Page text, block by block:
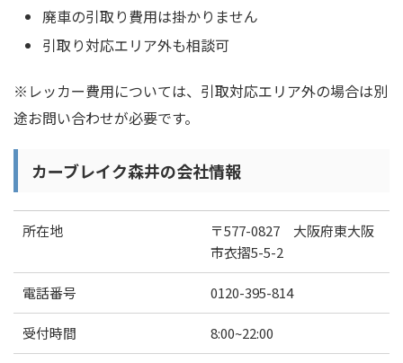
廃車の引取り費用は掛かりません
引取り対応エリア外も相談可
※レッカー費用については、引取対応エリア外の場合は別
途お問い合わせが必要です。
カーブレイク森井の会社情報
所在地
〒577-0827 大阪府東大阪
市衣摺5-5-2
電話番号 0120-395-814
受付時間 8:00~22:00